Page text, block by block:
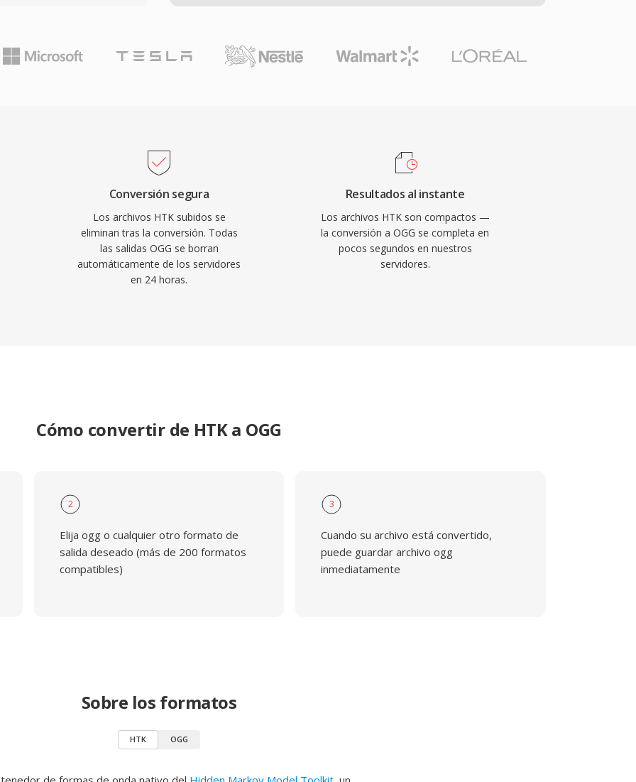
abarcando
Una ventaja
en Vorbis durante
precisamente por
de calidad
qué muchos
popular en
y miles de
Firefox, Chrome y
Conversión segura
Los archivos HTK subidos se
eliminan tras la conversión. Todas
las salidas OGG se borran
automáticamente de los servidores
en 24 horas.
Resultados al instante
Los archivos HTK son compactos —
la conversión a OGG se completa en
pocos segundos en nuestros
servidores.
Cómo convertir de HTK a OGG
2
Elija ogg o cualquier otro formato de
salida deseado (más de 200 formatos
compatibles)
3
Cuando su archivo está convertido,
puede guardar archivo ogg
inmediatamente
Sobre los formatos
HTK OGG